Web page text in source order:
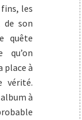
les
de son
quête
qu’on
place à
vérité.
à